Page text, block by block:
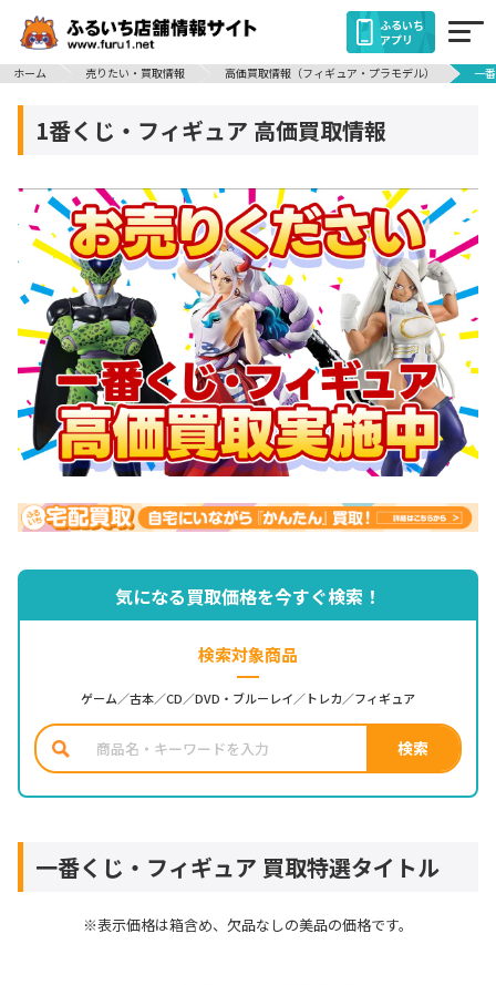
ふるいち
アプリ
ホーム
売りたい・買取情報 高価買取情報（フィギュア・プラモデル） 一
1番くじ・フィギュア 高価買取情報
気になる買取価格を今すぐ検索！
検索対象商品
ゲーム／古本／CD／DVD・ブルーレイ／トレカ／フィギュア
一番くじ・フィギュア 買取特選タイトル
※表示価格は箱含め、欠品なしの美品の価格です。